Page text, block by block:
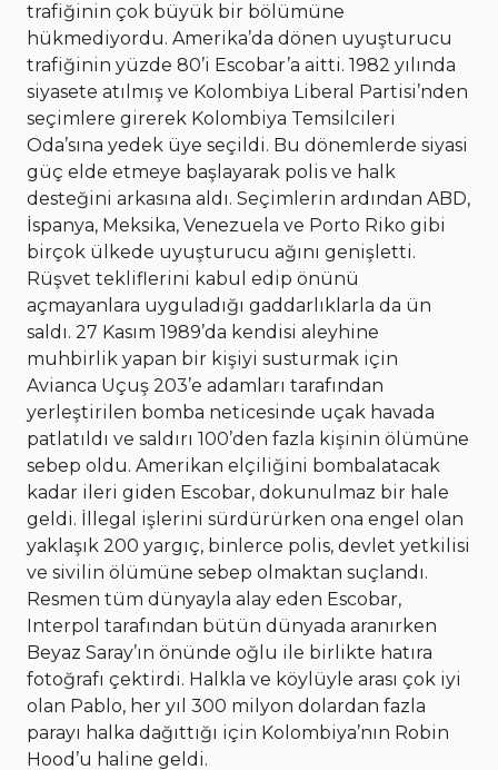
trafiğinin çok büyük bir bölümüne
hükmediyordu. Amerika’da dönen uyuşturucu
trafiğinin yüzde 80’i Escobar’a aitti. 1982 yılında
siyasete atılmış ve Kolombiya Liberal Partisi’nden
seçimlere girerek Kolombiya Temsilcileri
Oda’sına yedek üye seçildi. Bu dönemlerde siyasi
güç elde etmeye başlayarak polis ve halk
desteğini arkasına aldı. Seçimlerin ardından ABD,
İspanya, Meksika, Venezuela ve Porto Riko gibi
birçok ülkede uyuşturucu ağını genişletti.
Rüşvet tekliflerini kabul edip önünü
açmayanlara uyguladığı gaddarlıklarla da ün
saldı. 27 Kasım 1989’da kendisi aleyhine
muhbirlik yapan bir kişiyi susturmak için
Avianca Uçuş 203’e adamları tarafından
yerleştirilen bomba neticesinde uçak havada
patlatıldı ve saldırı 100’den fazla kişinin ölümüne
sebep oldu. Amerikan elçiliğini bombalatacak
kadar ileri giden Escobar, dokunulmaz bir hale
geldi. İllegal işlerini sürdürürken ona engel olan
yaklaşık 200 yargıç, binlerce polis, devlet yetkilisi
ve sivilin ölümüne sebep olmaktan suçlandı.
Resmen tüm dünyayla alay eden Escobar,
Interpol tarafından bütün dünyada aranırken
Beyaz Saray’ın önünde oğlu ile birlikte hatıra
fotoğrafı çektirdi. Halkla ve köylüyle arası çok iyi
olan Pablo, her yıl 300 milyon dolardan fazla
parayı halka dağıttığı için Kolombiya’nın Robin
Hood’u haline geldi.